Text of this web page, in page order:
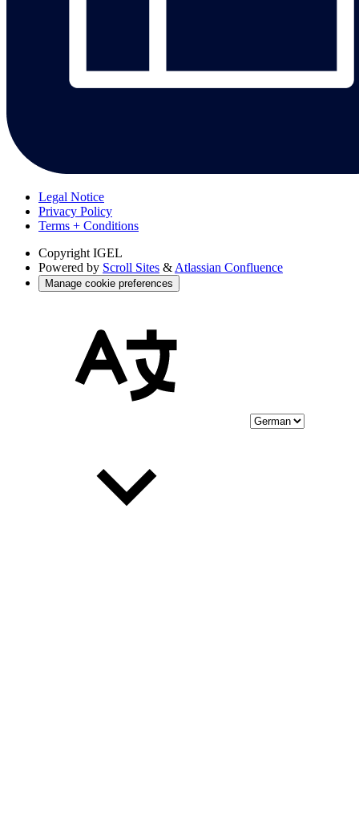
Legal Notice
Privacy Policy
Terms + Conditions
Copyright IGEL
Powered by Scroll Sites & Atlassian Confluence
Manage cookie preferences